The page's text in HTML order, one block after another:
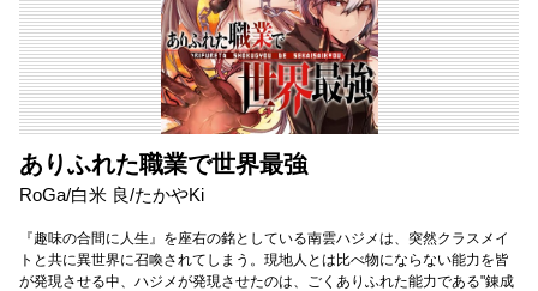
ありふれた職業で世界最強
RoGa/白米 良/たかやKi
『趣味の合間に人生』を座右の銘としている南雲ハジメは、突然クラスメイ
トと共に異世界に召喚されてしまう。現地人とは比べ物にならない能力を皆
が発現させる中、ハジメが発現させたのは、ごくありふれた能力である"錬成